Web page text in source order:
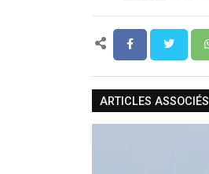
ARTICLES ASSOCIÉS